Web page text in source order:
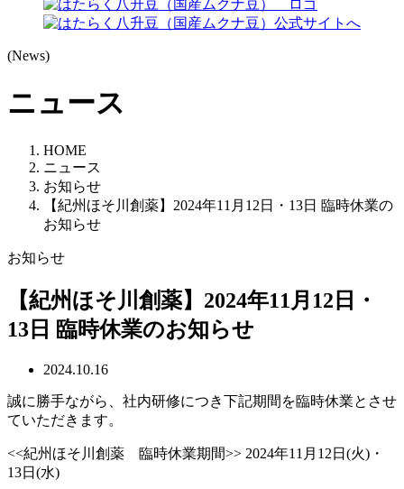
(News)
ニュース
HOME
ニュース
お知らせ
【紀州ほそ川創薬】2024年11月12日・13日 臨時休業の
お知らせ
お知らせ
【紀州ほそ川創薬】2024年11月12日・
13日 臨時休業のお知らせ
2024.10.16
誠に勝手ながら、社内研修につき下記期間を臨時休業とさせ
ていただきます。
<<紀州ほそ川創薬 臨時休業期間>> 2024年11月12日(火)・
13日(水)